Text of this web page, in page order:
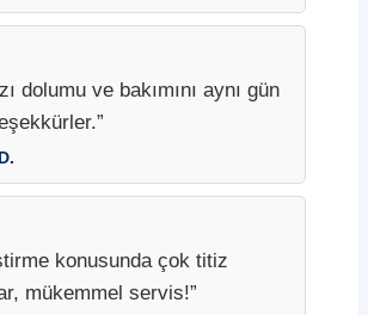
dolumu ve bakımını aynı gün
konusunda çok titiz
mükemmel servis!”